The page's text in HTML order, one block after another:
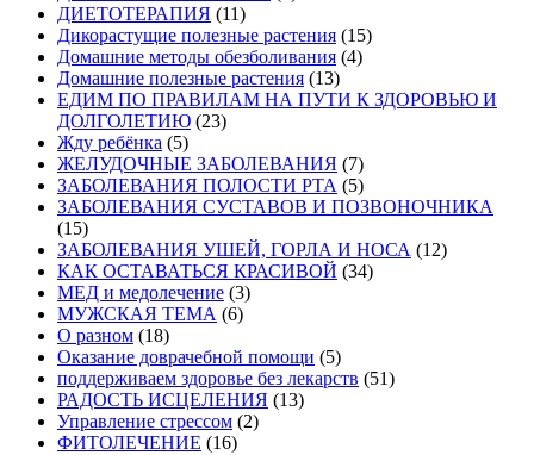
ДИЕТОТЕРАПИЯ (11)
Дикорастущие полезные растения (15)
Домашние методы обезболивания (4)
Домашние полезные растения (13)
ЕДИМ ПО ПРАВИЛАМ НА ПУТИ К ЗДОРОВЬЮ И
ДОЛГОЛЕТИЮ (23)
Жду ребёнка (5)
ЖЕЛУДОЧНЫЕ ЗАБОЛЕВАНИЯ (7)
ЗАБОЛЕВАНИЯ ПОЛОСТИ РТА (5)
ЗАБОЛЕВАНИЯ СУСТАВОВ И ПОЗВОНОЧНИКА
(15)
ЗАБОЛЕВАНИЯ УШЕЙ, ГОРЛА И НОСА (12)
КАК ОСТАВАТЬСЯ КРАСИВОЙ (34)
МЕД и медолечение (3)
МУЖСКАЯ ТЕМА (6)
О разном (18)
Оказание доврачебной помощи (5)
поддерживаем здоровье без лекарств (51)
РАДОСТЬ ИСЦЕЛЕНИЯ (13)
Управление стрессом (2)
ФИТОЛЕЧЕНИЕ (16)